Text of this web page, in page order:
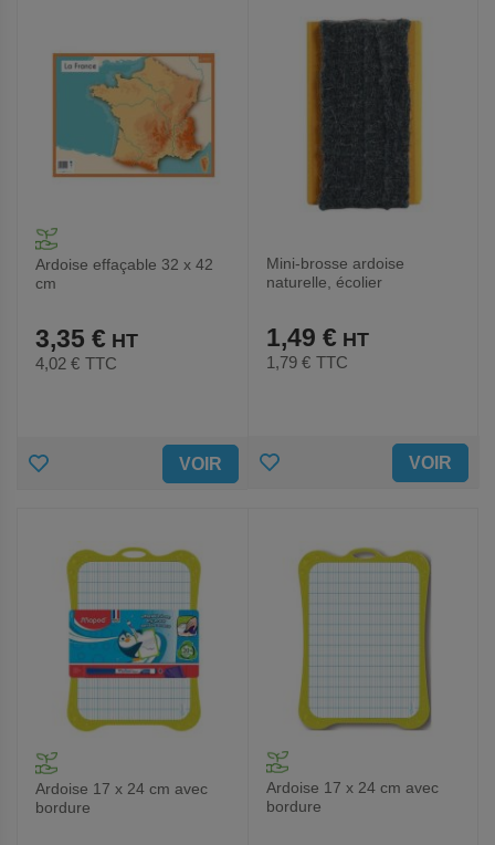
Ardoise effaçable 32 x 42
cm
3,35 €
4,02 € TTC
AJOUTER VOIR
Mini-brosse ardoise
naturelle, écolier
1,49 €
1,79 € TTC
AJOUTER VOIR
Ardoise 17 x 24 cm avec
bordure
Ardoise 17 x 24 cm avec
bordure